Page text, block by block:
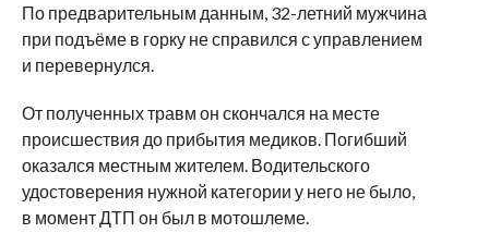
По предварительным данным, 32-летний мужчина
при подъёме в горку не справился с управлением
и перевернулся.
От полученных травм он скончался на месте
происшествия до прибытия медиков. Погибший
оказался местным жителем. Водительского
удостоверения нужной категории у него не было,
в момент ДТП он был в мотошлеме.